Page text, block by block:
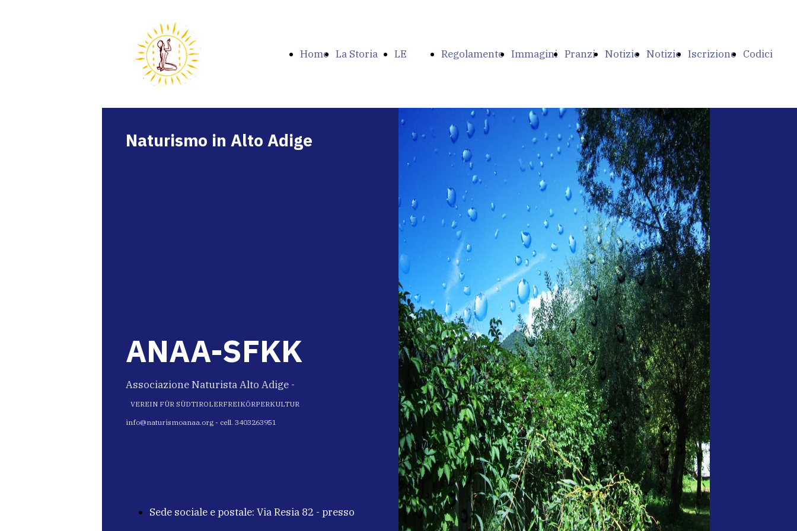
Home La Storia LE
ORIGINI
DEL
CAMPO
Regolamento
del Campo
Immagini
Campo
Pranzi
Al
Campo
Notizie
del
Campo
Notizie
ANAA-
SFKK
Iscrizione
ANAA e
Campo
Codici
Naturismo in Alto Adige
ANAA-SFKK
Associazione Naturista Alto Adige -
VEREIN FÜR SÜDTIROLERFREIKÖRPERKULTUR
info@naturismoanaa.org - cell. 3403263951
Sede sociale e postale: Via Resia 82 - presso